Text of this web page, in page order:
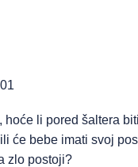
hoće li pored šaltera
će bebe imati svoj
zlo postoji?